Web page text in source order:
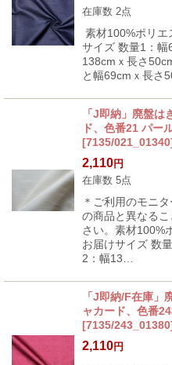
在庫数 2点
素材100%ポリエ
サイズ 数量1：
138cmｘ長さ
と幅69cmｘ長さ
「J即納」廃盤
ド、色番21 パー
[7135/021_01340
2,110円
在庫数 5点
＊ご利用のモニ
の商品と異なる
さい。素材100%
お届けサイズ 数
2：幅13…
「J即納/F在庫」
ャカード、色番
[7135/243_01380
2,110円